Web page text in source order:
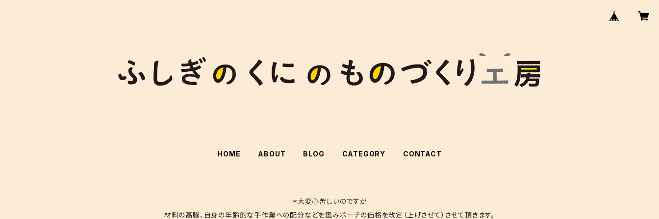
HOME ABOUT BLOG CATEGORY CONTACT
＊大変心苦しいのですが
材料の高騰、自身の年齢的な手作業への配分などを鑑みポーチの価格を改定（上げさせて）させて頂きます。